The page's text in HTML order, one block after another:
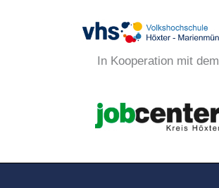
In Kooperation mit dem